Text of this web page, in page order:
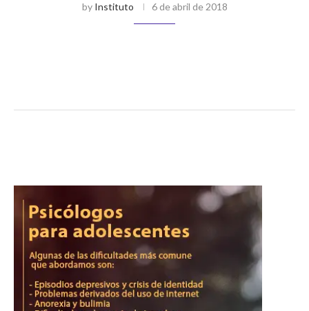
by Instituto 6 de abril de 2018